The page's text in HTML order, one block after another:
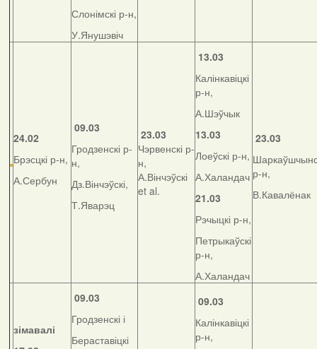
Слонімскі р-н,
У.Янушэвіч
24.02
Брэсцкі р-н,
А.Сербун
09.03
Гродзенскі р-
н,
Дз.Вінчэўскі,
Т.Яварэц
23.03
Чэрвенскі р-
н,
А.Вінчэўскі
et al.
13.03
Калінкавіцкі
р-н,
А.Шэўчык
13.03
Лоеўскі р-н,
А.Халандач
21.03
Рэчыцкі р-н,
Петрыкаўскі
р-н,
А.Халандач
23.03
р-н,
В.Кавалёнак
зімавалі
09.03
Гродзенскі і
Бераставіцкі
09.03
Калінкавіцкі
р-н,